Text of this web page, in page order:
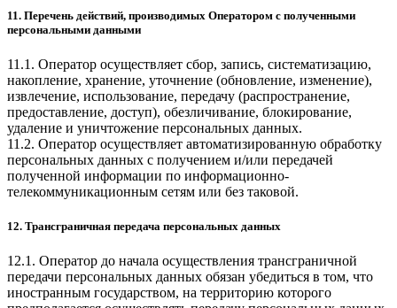
11. Перечень действий, производимых Оператором с полученными
персональными данными
11.1. Оператор осуществляет сбор, запись, систематизацию,
накопление, хранение, уточнение (обновление, изменение),
извлечение, использование, передачу (распространение,
предоставление, доступ), обезличивание, блокирование,
удаление и уничтожение персональных данных.
11.2. Оператор осуществляет автоматизированную обработку
персональных данных с получением и/или передачей
полученной информации по информационно-
телекоммуникационным сетям или без таковой.
12. Трансграничная передача персональных данных
12.1. Оператор до начала осуществления трансграничной
передачи персональных данных обязан убедиться в том, что
иностранным государством, на территорию которого